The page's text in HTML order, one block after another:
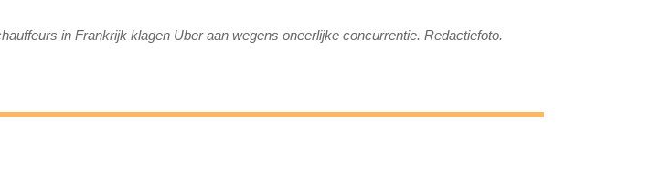
in Frankrijk klagen Uber aan wegens oneerlijke concurrentie. Redactiefoto.